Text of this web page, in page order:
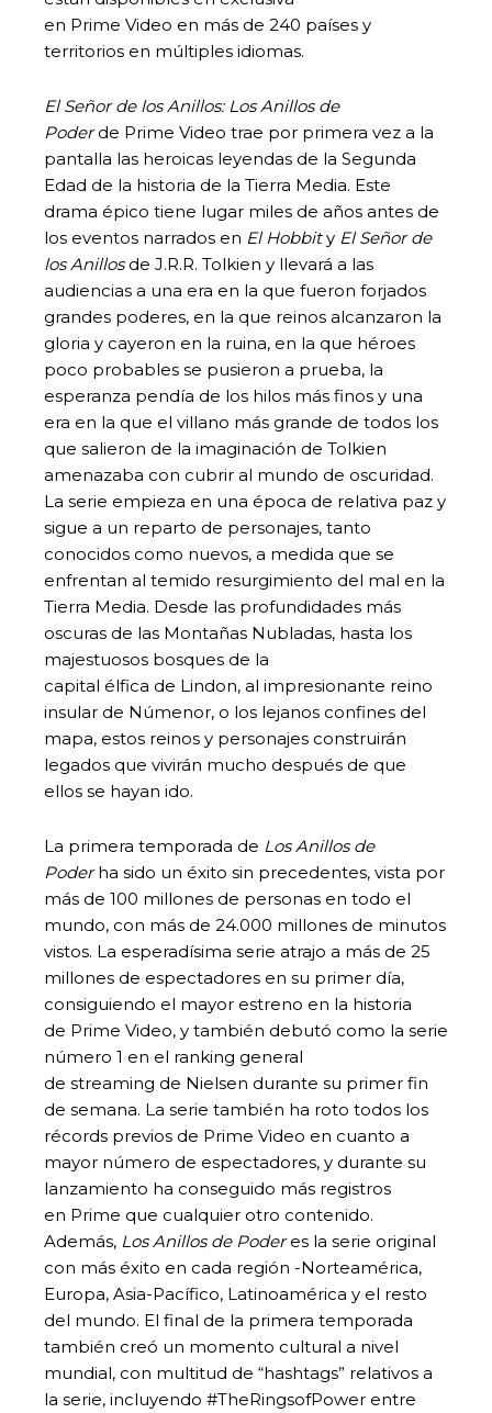
en Prime Video en más de 240 países y
territorios en múltiples idiomas.
El Señor de los Anillos: Los Anillos de
Poderde Prime Video trae por primera vez a la
pantalla las heroicas leyendas de la Segunda
Edad de la historia de la Tierra Media. Este
drama épico tiene lugar miles de años antes de
los eventos narrados en El Hobbity El Señor de
los Anillosde J.R.R. Tolkien y llevará a las
audiencias a una era en la que fueron forjados
grandes poderes, en la que reinos alcanzaron la
gloria y cayeron en la ruina, en la que héroes
poco probables se pusieron a prueba, la
esperanza pendía de los hilos más finos y una
era en la que el villano más grande de todos los
que salieron de la imaginación de Tolkien
amenazaba con cubrir al mundo de oscuridad.
La serie empieza en una época de relativa paz y
sigue a un reparto de personajes, tanto
conocidos como nuevos, a medida que se
enfrentan al temido resurgimiento del mal en la
Tierra Media. Desde las profundidades más
oscuras de las Montañas Nubladas, hasta los
majestuosos bosques de la
capital élfica de Lindon, al impresionante reino
insular de Númenor, o los lejanos confines del
mapa, estos reinos y personajes construirán
legados que vivirán mucho después de que
ellos se hayan ido.
La primera temporada de Los Anillos de
Poderha sido un éxito sin precedentes, vista por
más de 100 millones de personas en todo el
mundo, con más de 24.000 millones de minutos
vistos. La esperadísima serie atrajo a más de 25
millones de espectadores en su primer día,
consiguiendo el mayor estreno en la historia
de Prime Video, y también debutó como la serie
número 1 en el ranking general
de streaming de Nielsen durante su primer fin
de semana. La serie también ha roto todos los
récords previos de Prime Video en cuanto a
mayor número de espectadores, y durante su
lanzamiento ha conseguido más registros
en Prime que cualquier otro contenido.
Además, Los Anillos de Poderes la serie original
con más éxito en cada región -Norteamérica,
Europa, Asia-Pacífico, Latinoamérica y el resto
del mundo. El final de la primera temporada
también creó un momento cultural a nivel
mundial, con multitud de “hashtags” relativos a
la serie, incluyendo #TheRingsofPower entre